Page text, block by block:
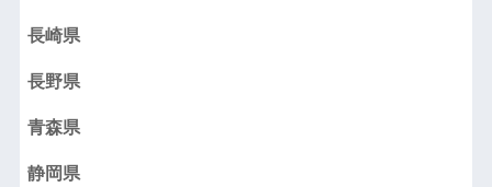
長崎県
長野県
青森県
静岡県